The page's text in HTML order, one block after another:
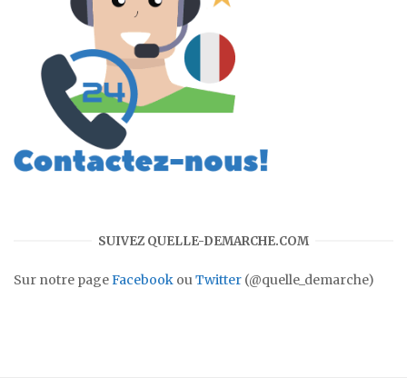
SUIVEZ QUELLE-DEMARCHE.COM
Sur notre pageFacebook ouTwitter (@quelle_demarche)